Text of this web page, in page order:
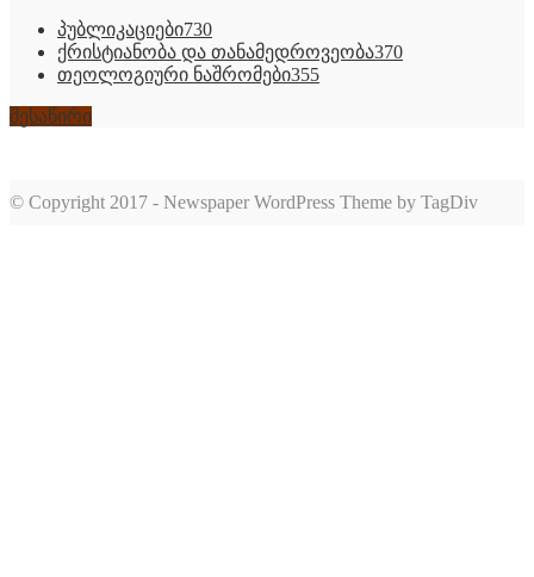
პუბლიკაციები730
ქრისტიანობა და თანამედროვეობა370
თეოლოგიური ნაშრომები355
შესაწირი
© Copyright 2017 - Newspaper WordPress Theme by TagDiv